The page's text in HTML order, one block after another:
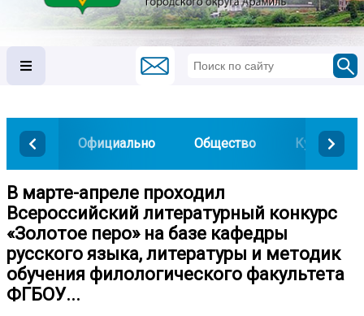
Официально Общество Культура
В марте-апреле проходил
Всероссийский литературный конкурс
«Золотое перо» на базе кафедры
русского языка, литературы и методик
обучения филологического факультета
ФГБОУ...